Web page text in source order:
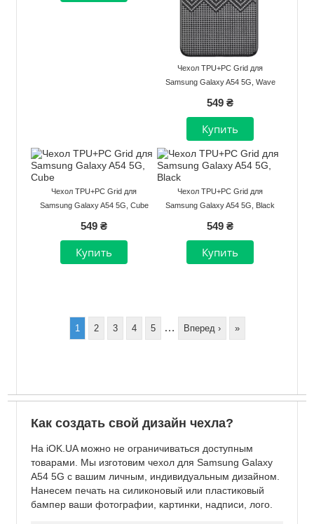
Чехол TPU+PC Grid для
Samsung Galaxy A54 5G, Wave
549 ₴
Чехол TPU+PC Grid для
Samsung Galaxy A54 5G, Cube
549 ₴
Чехол TPU+PC Grid для
Samsung Galaxy A54 5G, Black
549 ₴
Page
1 Page
2 Page
3 Page
4 Page
5 …
Следующая
страница
Вперед ›
Последняя
страница
»
Как создать свой дизайн чехла?
На iOK.UA можно не ограничиваться доступным
товарами. Мы изготовим чехол для Samsung Galaxy
A54 5G с вашим личным, индивидуальным дизайном.
Нанесем печать на силиконовый или пластиковый
бампер ваши фотографии, картинки, надписи, лого.